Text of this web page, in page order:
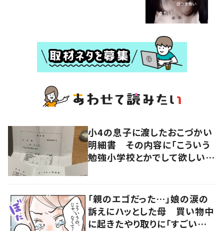
小4の息子に渡したおこづかい
明細書 その内容に「こういう
勉強小学校とかでして欲しい」
「親のエゴだった…」娘の涙の
訴えにハッとした母 買い物中
に起きたやり取りに「すごい分